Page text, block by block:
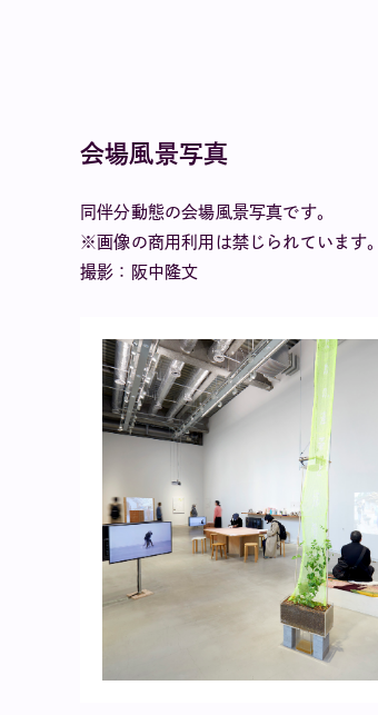
会場風景写真
同伴分動態の会場風景写真です。
※画像の商用利用は禁じられています。
撮影：阪中隆文